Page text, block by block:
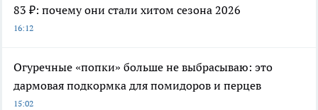
83 ₽: почему они стали хитом сезона 2026
16:12
Огуречные «попки» больше не выбрасываю: это
дармовая подкормка для помидоров и перцев
15:02